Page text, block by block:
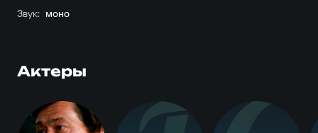
Звук: моно
Актеры